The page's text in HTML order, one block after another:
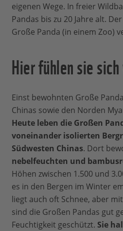
eigenen Wege. In freier
Pandas bis zu 20 Jahre alt.
Große Panda (in einem Zoo)
Hier fühlen sie
Einst bewohnten Große
Chinas sowie den Norden
Heute leben die Großen
voneinander isolierten
Südwesten Chinas. Dort
nebelfeuchten und
Höhen zwischen 1.500 und
es in den Bergen im Winter
liegt auch oft Schnee, aber
sind die Großen Pandas gut
Feuchtigkeit geschützt. Sie